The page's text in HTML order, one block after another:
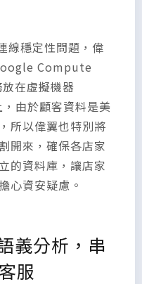
線穩定性問題，偉
Compute
在虛擬機器
，由於顧客資料是美
所以偉翼也特別將
開來，確保各店家
的資料庫，讓店家
心資安疑慮。
義分析，串
服